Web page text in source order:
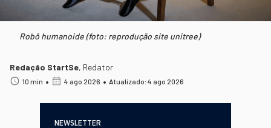
Robô humanoide (foto: reprodução site unitree)
Redação StartSe, Redator
10 min • 4 ago 2026 • Atualizado: 4 ago 2026
NEWSLETTER